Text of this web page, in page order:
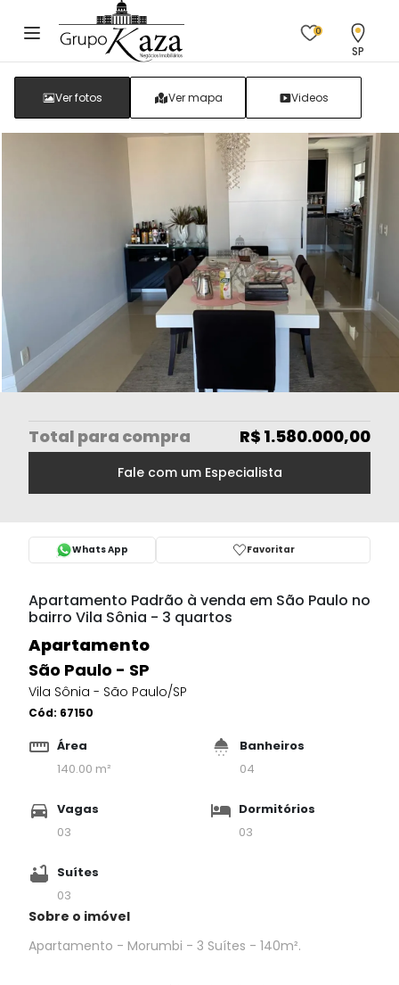
0
SP
Ver fotos Ver mapa Videos
Apartamento Padrão à venda em São Paulo no
bairro Vila Sônia - 3 quartos
Apartamento
São Paulo - SP
Vila Sônia - São Paulo/SP
Cód: 67150
Área
140.00 m²
Banheiros
04
Vagas
03
Dormitórios
03
Suítes
03
Sobre o imóvel
Apartamento - Morumbi - 3 Suítes - 140m².
Total para compra R$ 1.580.000,00
Fale com um Especialista
Whats App Favoritar